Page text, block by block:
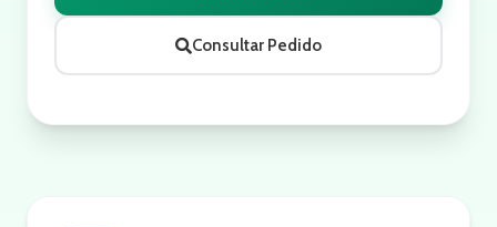
Consultar Pedido